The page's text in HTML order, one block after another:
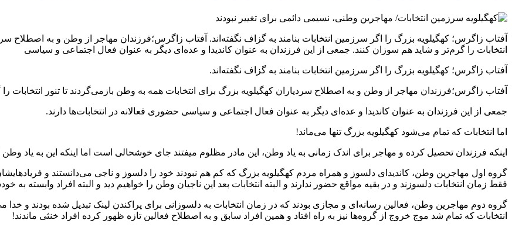
آفتاب زاگرس؛ کهگیلویه بزرگ را اگر سرزمین انتخابات بنامند به گزاف نگفته‌اند. آفتاب زاگرس؛فرزندان مهاجر از وطن و به اصطلاح
انتخابات را گرم‌تر و شاید هم سوزان کنند. جمعی از این فرزندان به عنوان کاندیدا و عده‌ای دیگر به عنوان فعال اجتماعی و سیاسی
آفتاب زاگرس؛ کهگیلویه بزرگ را اگر سرزمین انتخابات بنامند به گزاف نگفته‌اند.
آفتاب زاگرس؛فرزندان مهاجر از وطن و به اصطلاح سردیاران کهگیلویه بزرگ برای انتخابات همه به وطن باز‌می‌گردند تا تنور انتخابات
جمعی از این فرزندان به عنوان کاندیدا و عده‌ای دیگر به عنوان فعال اجتماعی و سیاسی حضوری فعالانه در انتخابات‌ها دارند.
اما انتخابات که تمام می‌شود کهگیلویه بزرگ تنها می‌ماند!
اینکه فرزندان تحصیل کرده و مهاجر برای اندک زمانی به یاد وطن، این مادر مظلوم میفتند جای خوشحالی است اما اینکه این به یاد
گروه اول مهاجرین وطن، کاندیدای دلسوز و همراه مردم کهگیلویه بزرگ که کم هم نبودند خود را دلسوز و ناجی می‌دانستند و
فقط زمان انتخابات دلسوزند و در بقیه مواقع حضور ندارند و البته انتخابات بعد این ناجیان وطن را خواهیم دید و البته افراد وابسته
گروه دوم مهاجرین وطن، فعالین رسانه‌ای و مجازی بودند که در زمان انتخابات به دلسوزانی برای پراکندن لینک تبدیل شده بودند و
انتخابات که تمام شد موج خروج از گروه‌ها نیز به راه افتاد و همین افراد سابق و به اصطلاح فعالین تازه ظهور کرده افراد خنثی ماندند!